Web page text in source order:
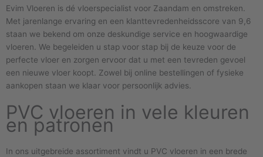
Evim Vloeren is dé vloerspecialist voor Zaandam en omstreken.
Met jarenlange ervaring en een klanttevredenheidsscore van 9,6
staan we bekend om onze deskundige service en hoogwaardige
vloeren. We begeleiden u stap voor stap bij de keuze voor de
perfecte vloer en zorgen ervoor dat u met een tevreden gevoel
een nieuwe vloer koopt. Zowel bij online bestellingen of fysieke
aankopen staan we klaar voor persoonlijk advies.
PVC vloeren in vele kleuren
en patronen
In ons uitgebreide assortiment vindt u PVC vloeren in een brede